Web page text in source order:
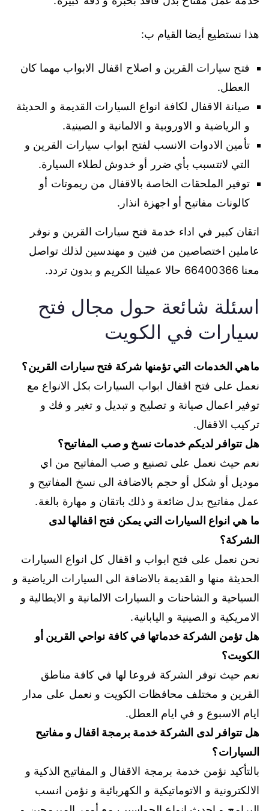
هذا نستطيع أيضا القيام ب:
فتح سيارات القرين و اصلاح اقفال الابواب مهما كان
العطل.
صيانة الاقفال لكافة انواع السيارات القديمة و الحديثة
و الرياضية و الاوروبية و الالمانية و الصينية.
تأمين الادوات الانسب لفتح ابواب سيارات القرين و
التي لاتتسبب بأي ضرر أو خدوش لطلاء السيارة.
توفير الملحقات الخاصة بالاقفال من ريموتات أو
كالونات مفاتيح أو اجهزة انذار.
اتقان كبير في اداء خدمة فتح سيارات القرين و نوفر
عاملين اختصاصين من فنين و مهندسين لذلك تواصل
معنا 66400366 حالا عميلنا الكريم و بدون تردد.
اسئلة شائعة حول مجال فتح
سيارات في الكويت
ماهي الخدمات التي تؤمنها شركة فتح سيارات القرين؟
نعمل على فتح اقفال ابواب السيارات بكل الانواع مع
توفير اعمال صيانة و تصليح و تبديل و تغير و فك و
تركيب الاقفال.
هل تتوافر لديكم خدمات نسخ و صب المفاتيح؟
نعم حيث نعمل على تصنيع و صب المفاتيح من اي
موديل أو شكل أو حجم بالاضافة الى نسخ المفاتيح و
عمل مفاتيح بدل ضائعة و ذلك باتقان و مهارة بالغة.
ما هي انواع السيارات التي يمكن فتح اقفالها لدى
الشركة؟
نحن نعمل على فتح ابواب و اقفال كل انواع السيارات
الحديثة منها و القديمة بالاضافة الى السيارات الرياضية و
السياحية و الشاحنات و السيارات الالمانية و الايطالية و
الامريكية و الصينية و اليابانية.
هل تؤمن الشركة خدماتها في كافة نواحي القرين أو
الكويت؟
نعم حيث توفر الشركة فروعا لها في كافة مناطق
القرين و مختلف محافظات الكويت و نعمل على مدار
ايام الاسبوع و في ايام العطل.
هل تتوافر لدى الشركة خدمة برمجة اقفال و مفاتيح
السيارات؟
بالتأكيد نؤمن خدمة برمجة الاقفال و المفاتيح الذكية و
الالكترونية و الاتوماتيكية و الكهربائية و نؤمن انسب